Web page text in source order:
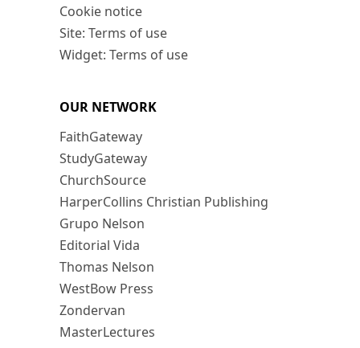
Cookie notice
Site: Terms of use
Widget: Terms of use
OUR NETWORK
FaithGateway
StudyGateway
ChurchSource
HarperCollins Christian Publishing
Grupo Nelson
Editorial Vida
Thomas Nelson
WestBow Press
Zondervan
MasterLectures